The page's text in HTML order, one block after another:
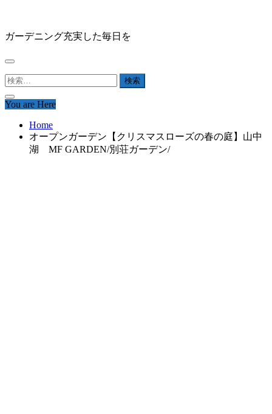
content
ガーデニング充実した毎日を
検
You are Here
Home
オープンガーデン【クリスマスローズの春の庭】山中
湖 MF GARDEN/別荘ガーデン/